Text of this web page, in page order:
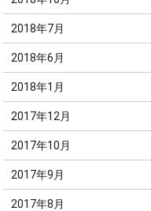
2018年7月
2018年6月
2018年1月
2017年12月
2017年10月
2017年9月
2017年8月